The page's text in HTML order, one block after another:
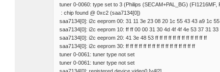
tuner 0-0060: type set to 3 (Philips (SECAM+PAL_BG) (FI1216MF,
: chip found @ 0xc2 (saa7134[0])
saa7134[0]: i2c eeprom 00: 31 11 3e 23 08 20 1c 55 43 43 a9 1c
saa7134[0]: i2c eeprom 10: ff ff 00 00 31 30 4d 4f 4f 4e 53 37 31 33
saa7134[0]: i2c eeprom 20: 41 3e 48 53 ff ff ff ff ff ff ff ff ff ff ff ff
saa7134[0]: i2c eeprom 30: ff ff ff ff ff ff ff ff ff ff ff ff ff ff ff ff
tuner 0-0061: tuner type not set
tuner 0-0061: tuner type not set